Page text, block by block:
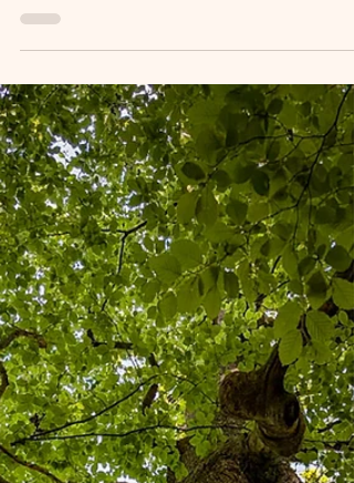
Aschaffenburg-Schweinheim